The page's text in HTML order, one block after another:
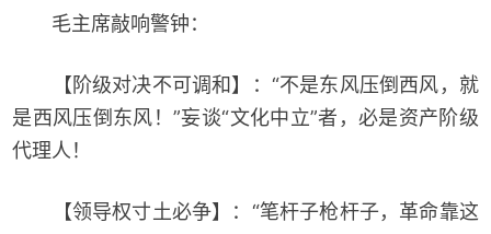
毛主席敲响警钟：
【阶级对决不可调和】：“不是东风压倒西风，就
是西风压倒东风！”妄谈“文化中立”者，必是资产阶级
代理人！
【领导权寸土必争】：“笔杆子枪杆子，革命靠这